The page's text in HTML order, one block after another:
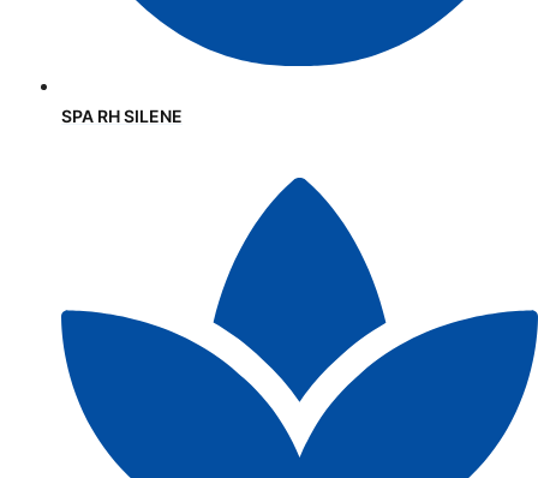
SPA RH SILENE